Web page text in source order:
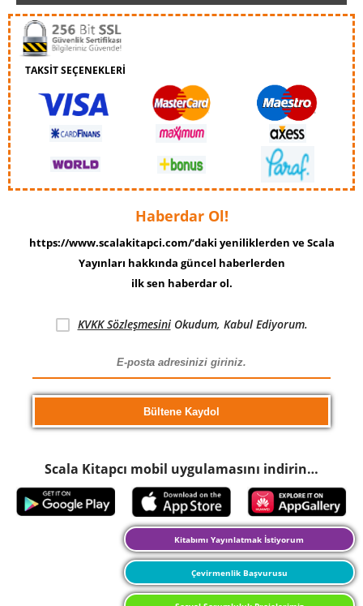
TAKSİT SEÇENEKLERİ
Haberdar Ol!
https://www.scalakitapci.com/’daki yeniliklerden ve Scala
Yayınları hakkında güncel haberlerden
ilk sen haberdar ol.
KVKK SözleşmesiniOkudum, Kabul Ediyorum.
Scala Kitapcı mobil uygulamasını indirin…
Kitabımı Yayınlatmak İstiyorum
Çevirmenlik Başvurusu